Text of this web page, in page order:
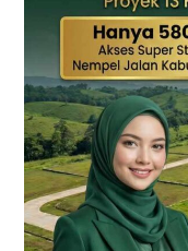
Panduan
Lengkap
&
Legalitas
Jelas